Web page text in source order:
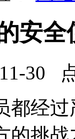
安全
30
经过
的挑